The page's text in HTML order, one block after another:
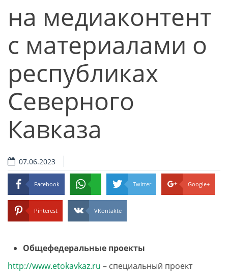
на медиаконтент
с материалами о
республиках
Северного
Кавказа
07.06.2023
Facebook Twitter Google+
Pinterest VKontakte
Общефедеральные проекты
http://www.etokavkaz.ru – специальный проект